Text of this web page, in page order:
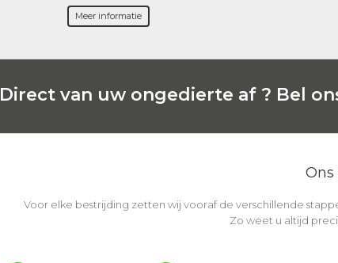
Meer informatie
Direct van uw ongedierte af ? Bel
Voor elke bestrijding zetten wij vooraf de verschillende
Zo weet u altijd